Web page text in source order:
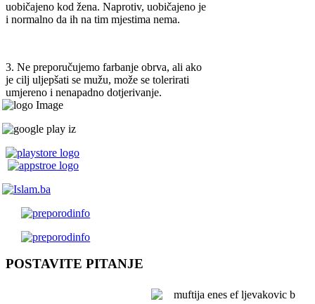
uobičajeno kod žena. Naprotiv, uobičajeno je
i normalno da ih na tim mjestima nema.
3. Ne preporučujemo farbanje obrva, ali ako
je cilj uljepšati se mužu, može se tolerirati
umjereno i nenapadno dotjerivanje.
POSTAVITE PITANJE